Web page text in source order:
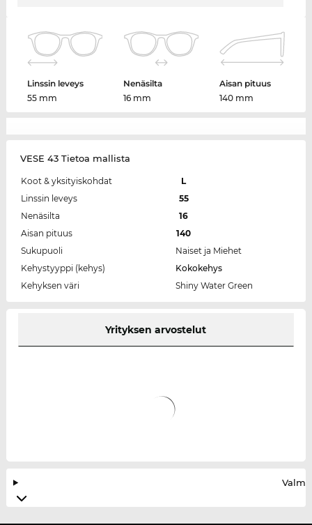
Linssin leveys
55 mm
Nenäsilta
16 mm
Aisan pituus
140 mm
VESE 43 Tietoa mallista
Koot & yksityiskohdat
L
Linssin leveys
55
Nenäsilta
16
Aisan pituus
140
Sukupuoli
Naiset ja Miehet
Kehystyyppi (kehys)
Kokokehys
Kehyksen väri
Shiny Water Green
Yrityksen arvostelut